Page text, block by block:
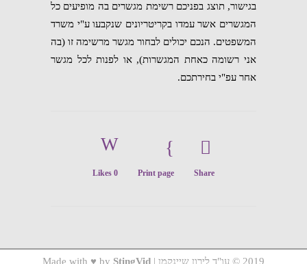
בגישור, תוצג בפניכם רשימת מגשרים בה מופיעים כל
המגשרים אשר עמדו בקריטריונים שנקבעו ע"י משרד
המשפטים. הנכם יכולים לבחור מגשר מרשימה זו (בה
אני רשומה כאחת המגשרות), או לפנות לכל מגשר
אחר עפ"י בחירתכם.
Share
Print page
0
2019 © עו"ד לירון שיינקמן | Made with ♥ by StingVid